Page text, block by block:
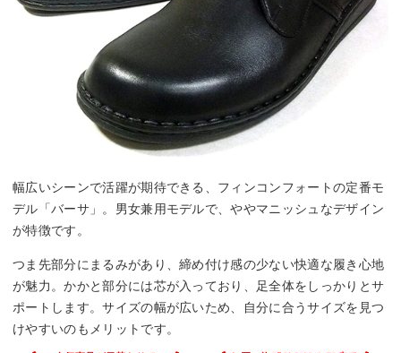
幅広いシーンで活躍が期待できる、フィンコンフォートの定番モ
デル「バーサ」。男女兼用モデルで、ややマニッシュなデザイン
が特徴です。
つま先部分にまるみがあり、締め付け感の少ない快適な履き心地
が魅力。かかと部分には芯が入っており、足全体をしっかりとサ
ポートします。サイズの幅が広いため、自分に合うサイズを見つ
けやすいのもメリットです。